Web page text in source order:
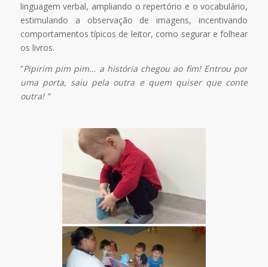
linguagem verbal, ampliando o repertório e o vocabulário,
estimulando a observação de imagens, incentivando
comportamentos típicos de leitor, como segurar e folhear
os livros.
”Pipirim pim pim… a história chegou ao fim! Entrou por
uma porta, saiu pela outra e quem quiser que conte
outra! ”